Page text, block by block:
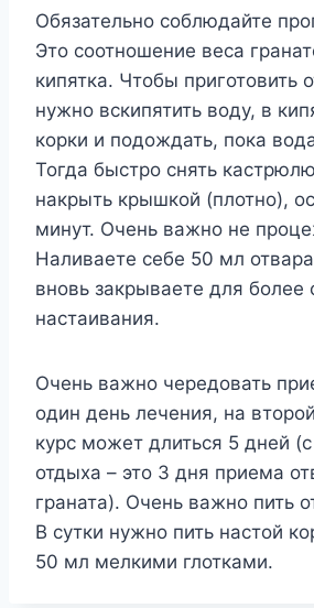
Обязательно соблюдайте
Это соотношение веса
кипятка. Чтобы приготовить
нужно вскипятить воду, в
корки и подождать, пока
Тогда быстро снять
накрыть крышкой (плотно),
минут. Очень важно не
Наливаете себе 50 мл
вновь закрываете для более
настаивания.
Очень важно чередовать
один день лечения, на
курс может длиться 5 дней
отдыха – это 3 дня приема
граната). Очень важно пить
В сутки нужно пить настой
50 мл мелкими глотками.